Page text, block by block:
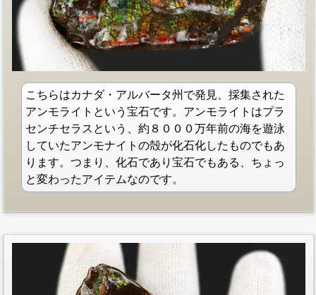
こちらはカナダ・アルバータ州で発見、採集された
アンモライトという宝石です。アンモライトはプラ
センチセラスという、約８０００万年前の海を遊泳
していたアンモナイトの殻が化石化したものでもあ
ります。つまり、化石であり宝石でもある、ちょっ
と変わったアイテムなのです。